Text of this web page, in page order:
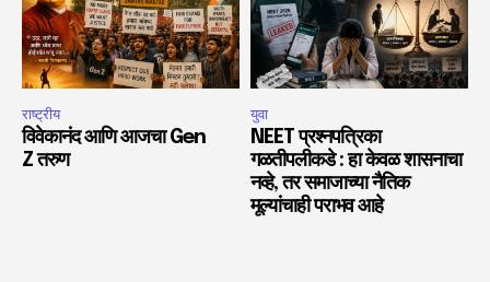
राष्ट्रीय
विवेकानंद आणि आजचा Gen
Z तरुण
युवा
NEET प्रश्नपत्रिका
गळतीपलीकडे : हा केवळ शासनाचा
नव्हे, तर समाजाच्या नैतिक
मूल्यांचाही पराभव आहे